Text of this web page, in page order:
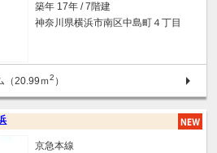
築年 17年 / 7階建
神奈川県横浜市南区中島町４丁目
（20.99ｍ2 ）
京急本線